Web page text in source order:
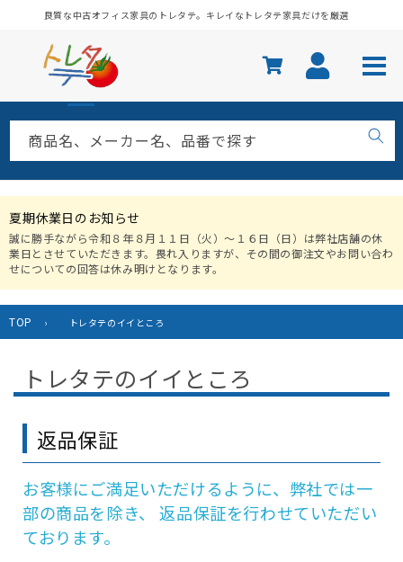
ンツに
良質な中古オフィス家具のトレタテ。キレイなトレタテ家具だけを厳選
商品名、メーカー名、品番で探す
夏期休業日のお知らせ
誠に勝手ながら令和８年８月１１日（火）〜１６日（日）は弊社店舗の休
業日とさせていただきます。畏れ入りますが、その間の御注文やお問い合わ
せについての回答は休み明けとなります。
TOP › トレタテのイイところ
トレタテのイイところ
返品保証
お客様にご満足いただけるように、弊社では一
部の商品を除き、
返品保証を行わせていただい
ております。